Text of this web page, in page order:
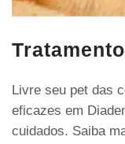
Livre seu pet das
eficazes em
cuidados. Saiba